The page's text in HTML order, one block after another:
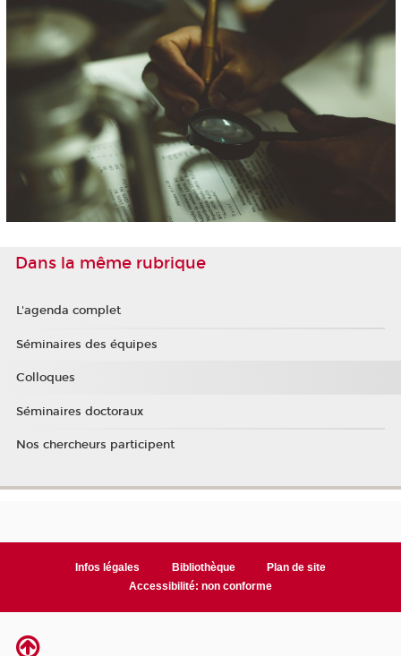
Dans la même rubrique
L'agenda complet
Séminaires des équipes
Colloques
Séminaires doctoraux
Nos chercheurs participent
Infos légales Bibliothèque
Plan de site
Accessibilité: non conforme